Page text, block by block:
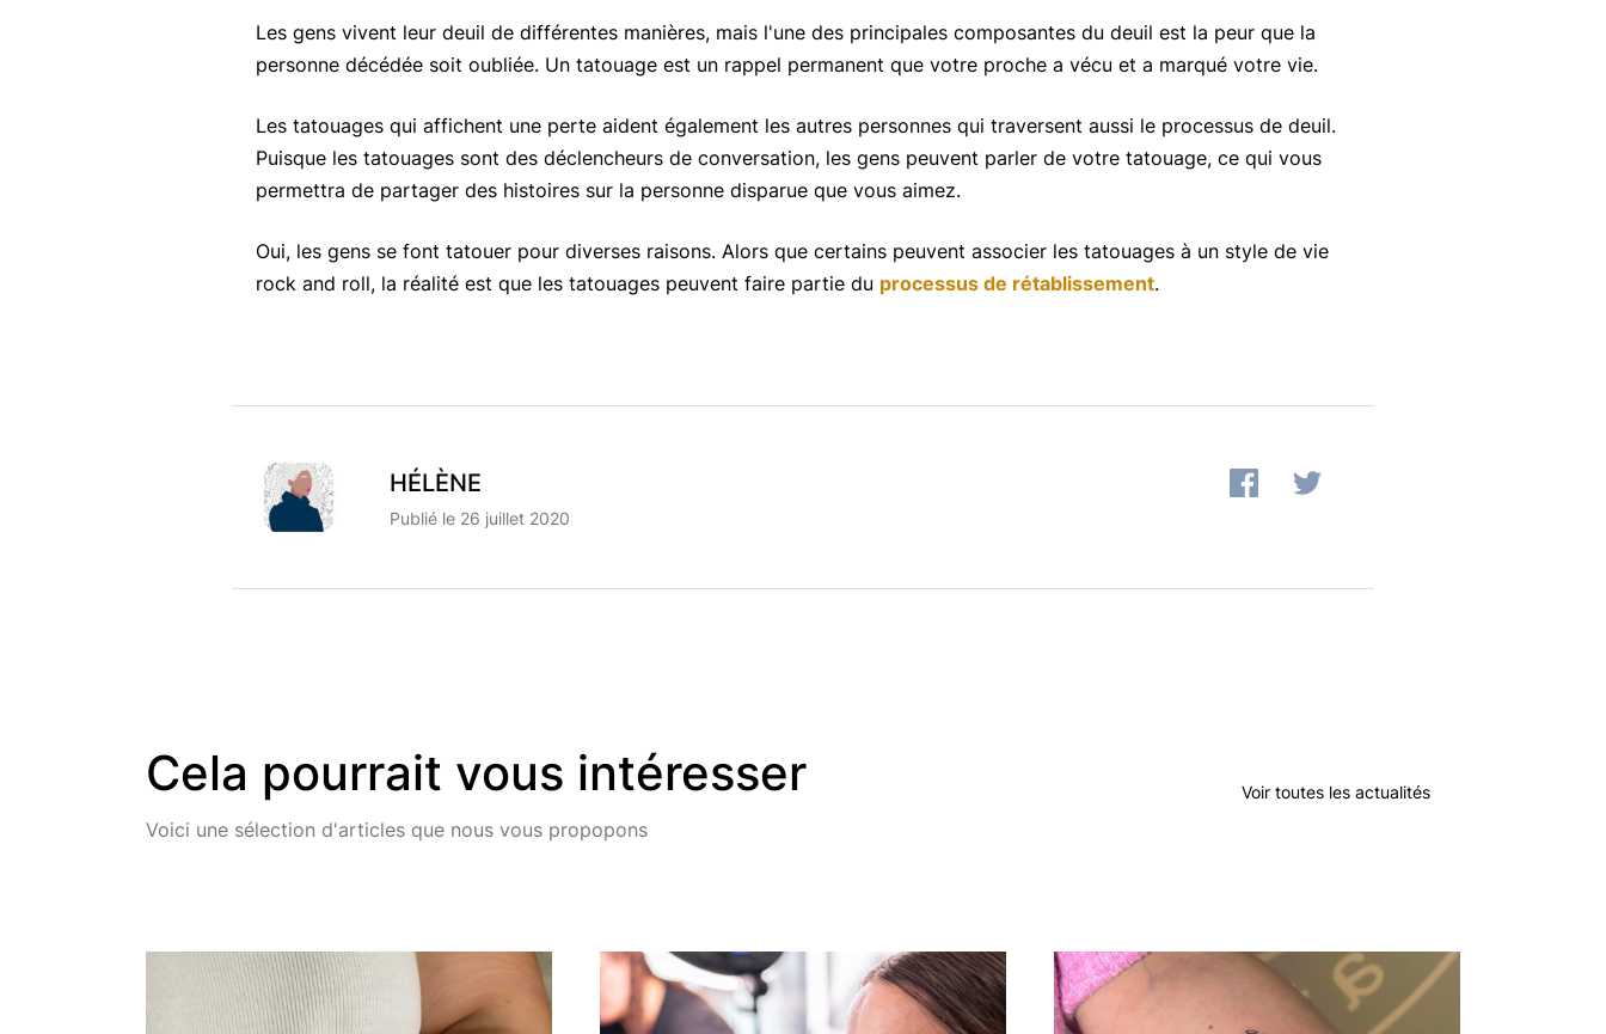
Les gens vivent leur deuil de différentes manières, mais l'une des principales composantes du deuil est la peur que la
personne décédée soit oubliée. Un tatouage est un rappel permanent que votre proche a vécu et a marqué votre vie.
Les tatouages ​​​​qui affichent une perte aident également les autres personnes qui traversent aussi le processus de deuil.
Puisque les tatouages ​​sont des déclencheurs de conversation, les gens peuvent parler de votre tatouage, ce qui vous
permettra de partager des histoires sur la personne disparue que vous aimez.
Oui, les gens se font tatouer pour diverses raisons. Alors que certains peuvent associer les tatouages ​​à un style de vie
rock and roll, la réalité est que les tatouages ​​peuvent faire partie du processus de rétablissement.
HÉLÈNE
Publié le 26 juillet 2020
Cela pourrait vous intéresser
Voici une sélection d'articles que nous vous propopons
Voir toutes les actualités